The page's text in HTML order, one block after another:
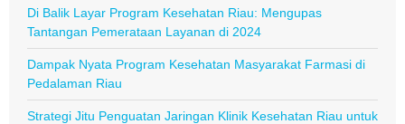
Di Balik Layar Program Kesehatan Riau: Mengupas
Tantangan Pemerataan Layanan di 2024
Dampak Nyata Program Kesehatan Masyarakat Farmasi di
Pedalaman Riau
Strategi Jitu Penguatan Jaringan Klinik Kesehatan Riau untuk